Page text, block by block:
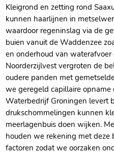
Kleigrond en zetting rond
kunnen haarlijnen in
waardoor regeninslag via de
buien vanuit de Waddenzee
en onderhoud van waterafvoer
Noorderzijlvest vergroten de
oudere panden met
we geregeld capillaire
Waterbedrijf Groningen levert
drukschommelingen kunnen
meerlagenbuis doen wijken.​
houden we rekening met deze
factoren zodat we oorzaken